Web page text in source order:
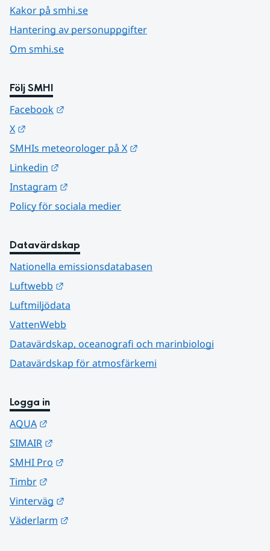
Kakor på smhi.se
Hantering av personuppgifter
Om smhi.se
Följ SMHI
Facebook
X
SMHIs meteorologer på X
Linkedin
Instagram
Policy för sociala medier
Datavärdskap
Nationella emissionsdatabasen
Luftwebb
Luftmiljödata
VattenWebb
Datavärdskap, oceanografi och marinbiologi
Datavärdskap för atmosfärkemi
Logga in
AQUA
SIMAIR
SMHI Pro
Timbr
Vinterväg
Väderlarm